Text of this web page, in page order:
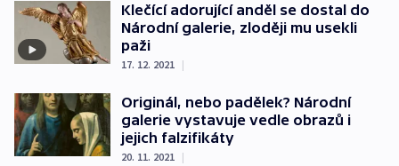
Klečící adorující anděl se dostal do
Národní galerie, zloději mu usekli
paži
17. 12. 2021 |
Originál, nebo padělek? Národní
galerie vystavuje vedle obrazů i
jejich falzifikáty
20. 11. 2021 |